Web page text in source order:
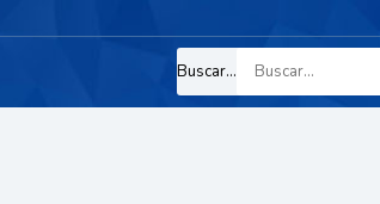
Buscar...